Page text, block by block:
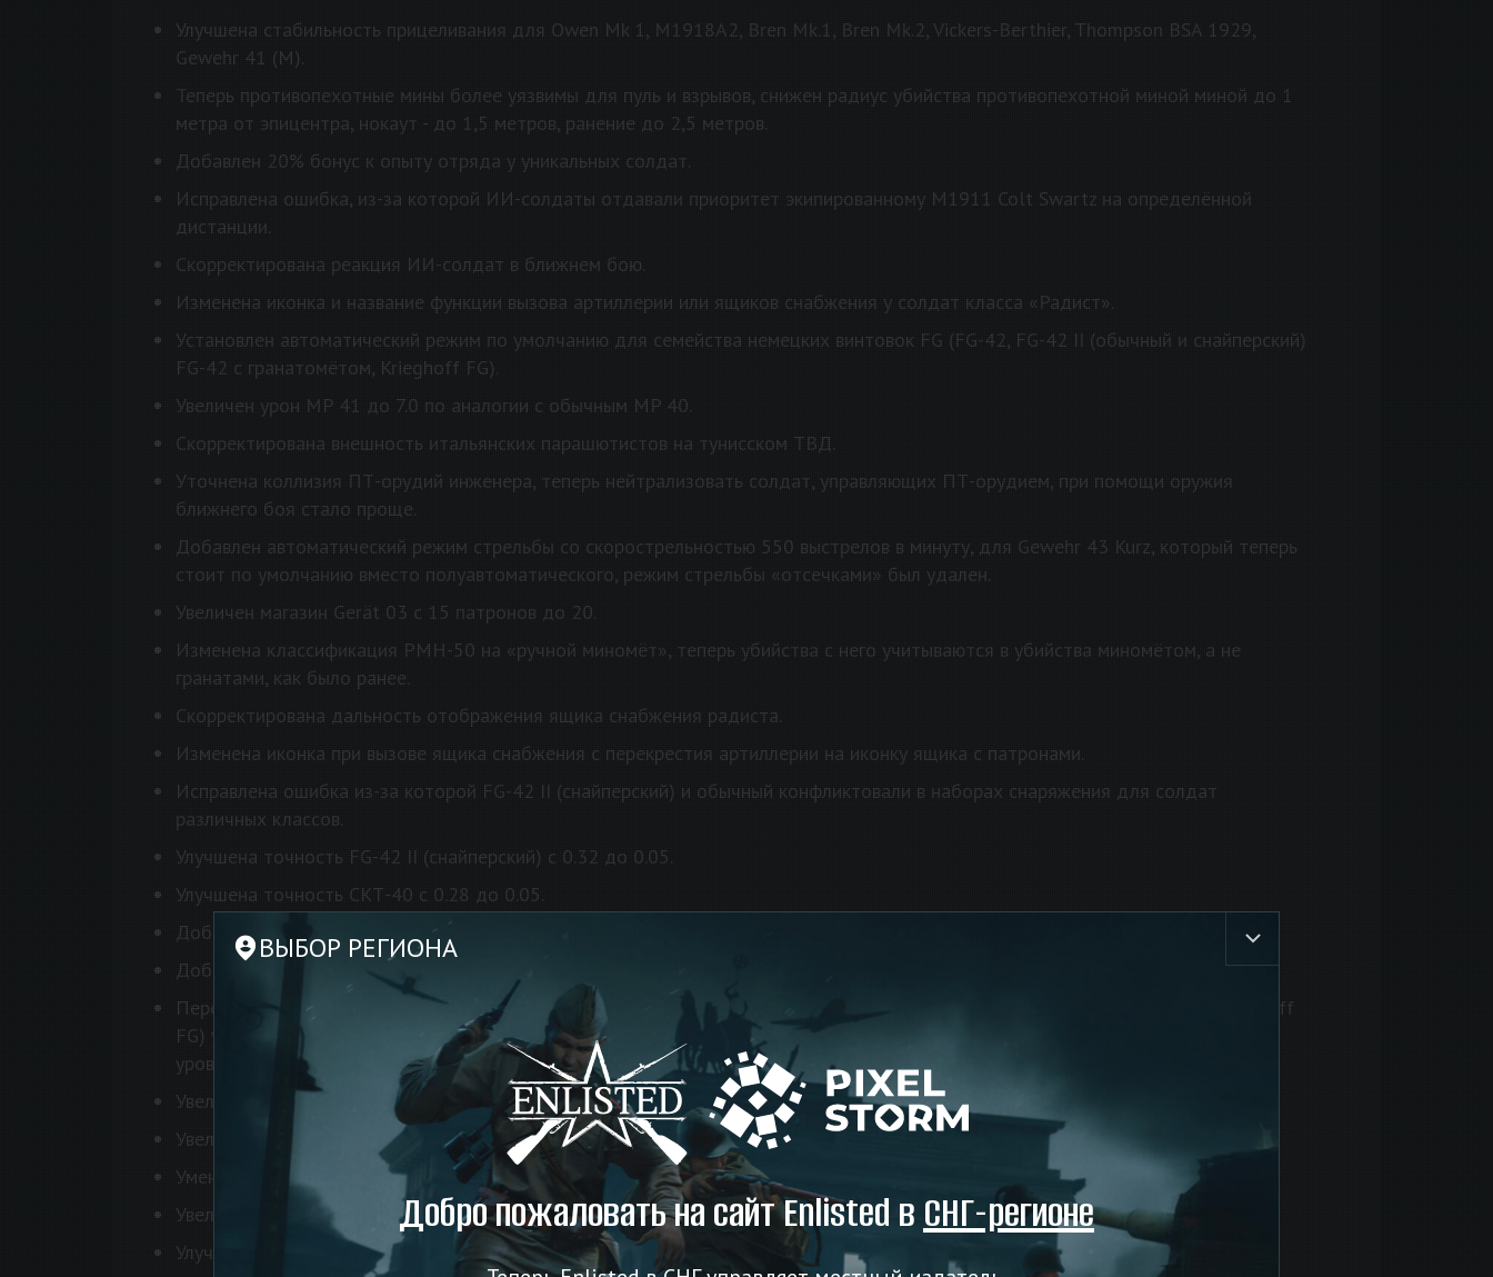
ВЫБОР РЕГИОНА
Добро пожаловать на сайт Enlisted в СНГ-регионе
Улучшена стабильность прицеливания для Owen Mk 1, M1918A2, Bren Mk.1, Bren Mk.2, Vickers-Berthier, Thompson BSA 1929,
Gewehr 41 (M).
Теперь противопехотные мины более уязвимы для пуль и взрывов, снижен радиус убийства противопехотной миной миной до 1
метра от эпицентра, нокаут - до 1,5 метров, ранение до 2,5 метров.
Добавлен 20% бонус к опыту отряда у уникальных солдат.
Исправлена ошибка, из-за которой ИИ-солдаты отдавали приоритет экипированному M1911 Colt Swartz на определённой
дистанции.
Скорректирована реакция ИИ-солдат в ближнем бою.
Изменена иконка и название функции вызова артиллерии или ящиков снабжения у солдат класса «Радист».
Установлен автоматический режим по умолчанию для семейства немецких винтовок FG (FG-42, FG-42 II (обычный и снайперский)
FG-42 с гранатомётом, Krieghoff FG).
Увеличен урон MP 41 до 7.0 по аналогии с обычным MP 40.
Скорректирована внешность итальянских парашютистов на тунисском ТВД.
Уточнена коллизия ПТ-орудий инженера, теперь нейтрализовать солдат, управляющих ПТ-орудием, при помощи оружия
ближнего боя стало проще.
Добавлен автоматический режим стрельбы со скорострельностью 550 выстрелов в минуту, для Gewehr 43 Kurz, который теперь
стоит по умолчанию вместо полуавтоматического, режим стрельбы «отсечками» был удален.
Увеличен магазин Gerät 03 с 15 патронов до 20.
Изменена классификация РМН-50 на «ручной миномёт», теперь убийства с него учитываются в убийства миномётом, а не
гранатами, как было ранее.
Скорректирована дальность отображения ящика снабжения радиста.
Изменена иконка при вызове ящика снабжения с перекрестия артиллерии на иконку ящика с патронами.
Исправлена ошибка из-за которой FG-42 II (снайперский) и обычный конфликтовали в наборах снаряжения для солдат
различных классов.
Улучшена точность FG-42 II (снайперский) с 0.32 до 0.05.
Улучшена точность СКТ-40 с 0.28 до 0.05.
Добавлена неполная перезарядка для Beretta 1934, STG 44, STG 44 (снайперский), STG 45 (M).
Добавлен модификатор замедления скорости спринта для Пулемёта Тип Хей.
Перебалансировано семейство немецкого оружия FG (FG-42, FG-42 II (обычный и снайперский) FG-42 с гранатомётом, Krieghoff
FG) увеличена компенсация отдачи, увеличен импульс отдачи. Эти изменения ставят семейство самозарядных винтовок на
уровень с автоматической винтовкой Tип Хей и Т20.
Увеличена компенсация отдачи с 60% до 75% для АВС-36.
Увеличена компенсация отдачи с 0% до 75% для АКТ-40.
Уменьшен импульс отдачи MG 34 Patronentrommel на 10%.
Увеличен импульс отдачи ДП с лентоприёмником на 10%.
Улучшена точность пулемёта Тип 99 до уровня пулемётов тип 97 и 96.